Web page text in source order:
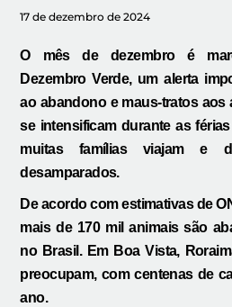
17 de dezembro de 2024
O mês de dezembro é
Dezembro Verde, um alerta
ao abandono e maus-tratos aos
se intensificam durante as
muitas famílias viajam e
desamparados.
De acordo com estimativas de
mais de 170 mil animais são
no Brasil. Em Boa Vista,
preocupam, com centenas de
ano.